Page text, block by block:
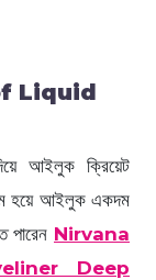
Liquid
আইলুক ক্রিয়েট
হয়ে আইলুক একদম
পারেন Nirvana
Deep